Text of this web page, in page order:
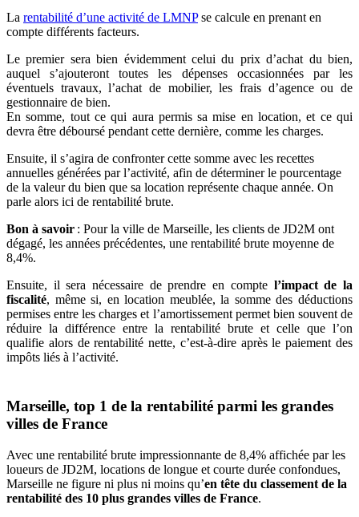
La rentabilité d’une activité de LMNPse calcule en prenant en
compte différents facteurs.
Le premier sera bien évidemment celui du prix d’achat du bien,
auquel s’ajouteront toutes les dépenses occasionnées par les
éventuels travaux, l’achat de mobilier, les frais d’agence ou de
gestionnaire de bien.
En somme, tout ce qui aura permis sa mise en location, et ce qui
devra être déboursé pendant cette dernière, comme les charges.
Ensuite, il s’agira de confronter cette somme avec les recettes
annuelles générées par l’activité, afin de déterminer le pourcentage
de la valeur du bien que sa location représente chaque année. On
parle alors ici de rentabilité brute.
Bon à savoir : Pour la ville de Marseille, les clients de JD2M ont
dégagé, les années précédentes, une rentabilité brute moyenne de
8,4%.
Ensuite, il sera nécessaire de prendre en compte l’impact de la
fiscalité, même si, en location meublée, la somme des déductions
permises entre les charges et l’amortissement permet bien souvent de
réduire la différence entre la rentabilité brute et celle que l’on
qualifie alors de rentabilité nette, c’est-à-dire après le paiement des
impôts liés à l’activité.
Marseille, top 1 de la rentabilité parmi les grandes
villes de France
Avec une rentabilité brute impressionnante de 8,4% affichée par les
loueurs de JD2M, locations de longue et courte durée confondues,
Marseille ne figure ni plus ni moins qu’en tête du classement de la
rentabilité des 10 plus grandes villes de France.